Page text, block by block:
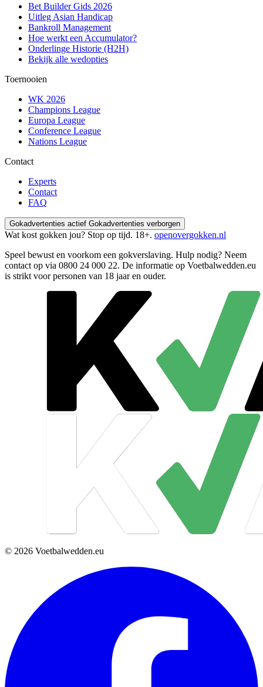
Bet Builder Gids 2026
Uitleg Asian Handicap
Bankroll Management
Hoe werkt een Accumulator?
Onderlinge Historie (H2H)
Bekijk alle wedopties
Toernooien
WK 2026
Champions League
Europa League
Conference League
Nations League
Contact
Experts
Contact
FAQ
Gokadvertenties actief Gokadvertenties verborgen
Wat kost gokken jou? Stop op tijd. 18+. openovergokken.nl
Speel bewust en voorkom een gokverslaving. Hulp nodig? Neem
contact op via 0800 24 000 22. De informatie op Voetbalwedden.eu
is strikt voor personen van 18 jaar en ouder.
© 2026 Voetbalwedden.eu